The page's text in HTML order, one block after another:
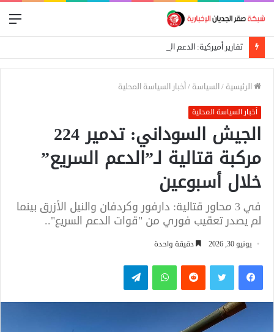
الرئيسية /السياسة /أخبار السياسة المحلية
أخبار السياسة المحلية
الجيش السوداني: تدمير 224
مركبة قتالية لـ”الدعم السريع”
خلال أسبوعين
في 3 محاور قتالية: دارفور وكردفان والنيل الأزرق بينما
لم يصدر تعقيب فوري من "قوات الدعم السريع"..
يونيو 30, 2026 دقيقة واحدة
فيسبوكتويتر واتساب تيلقرام